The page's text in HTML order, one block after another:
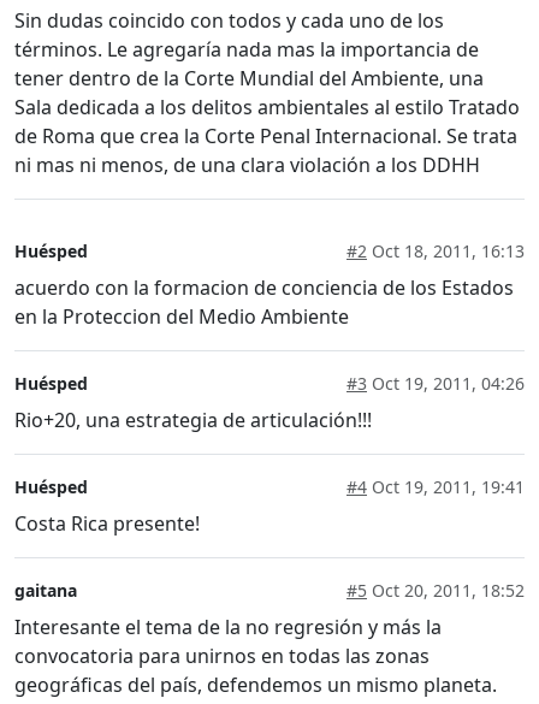
Sin dudas coincido con todos y cada uno de los
términos. Le agregaría nada mas la importancia de
tener dentro de la Corte Mundial del Ambiente, una
Sala dedicada a los delitos ambientales al estilo Tratado
de Roma que crea la Corte Penal Internacional. Se trata
ni mas ni menos, de una clara violación a los DDHH
Huésped #2 Oct 18, 2011, 16:13
acuerdo con la formacion de conciencia de los Estados
en la Proteccion del Medio Ambiente
Huésped #3 Oct 19, 2011, 04:26
Rio+20, una estrategia de articulación!!!
Huésped #4 Oct 19, 2011, 19:41
Costa Rica presente!
gaitana #5 Oct 20, 2011, 18:52
Interesante el tema de la no regresión y más la
convocatoria para unirnos en todas las zonas
geográficas del país, defendemos un mismo planeta.